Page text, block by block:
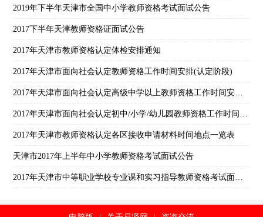
2019年下半年天津市全国中小学教师资格考试面试公告
2017下半年天津教师资格证面试公告
2017年天津市教师资格认定体检安排通知
2017年天津市面向社会认定教师资格工作时间安排(认定阶段)
2017年天津市面向社会认定高级中学以上教师资格工作时间安排(认定阶段)
2017年天津市面向社会认定初中/小学/幼儿园教师资格工作时间安排(认定阶段)
2017年天津市教师资格认定各区接收申请材料时间地点一览表
天津市2017年上半年中小学教师资格考试面试公告
2017年天津市中等职业学校专业课和实习指导教师资格考试面试教材目录(试行)